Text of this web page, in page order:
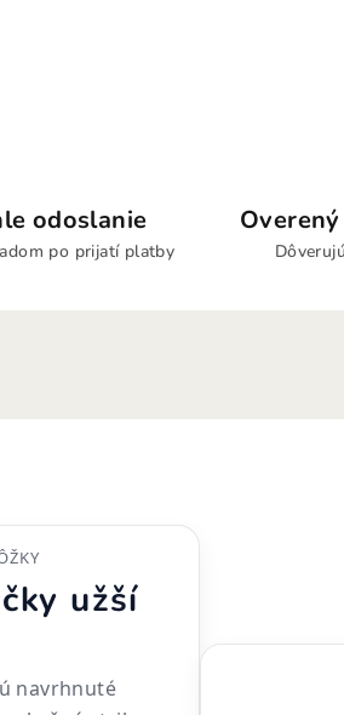
odoslanie
po prijatí platby
užší
navrhnuté